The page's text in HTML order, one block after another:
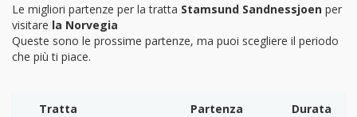
Le migliori partenze per la tratta Stamsund Sandnessjoen per
visitare la Norvegia
Queste sono le prossime partenze, ma puoi scegliere il periodo
che più ti piace.
Tratta Partenza
Durata